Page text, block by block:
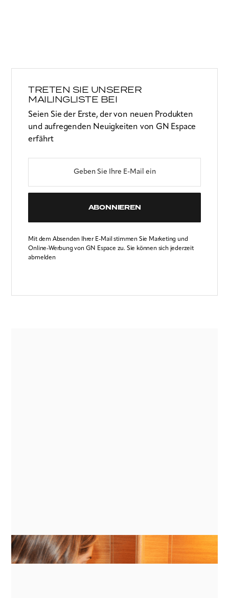
TRETEN SIE UNSERER
MAILINGLISTE BEI
Seien Sie der Erste, der von neuen Produkten
und aufregenden Neuigkeiten von GN Espace
erfährt
ABONNIEREN
Mit dem Absenden Ihrer E-Mail stimmen Sie Marketing und
Online-Werbung von GN Espace zu. Sie können sich jederzeit
abmelden